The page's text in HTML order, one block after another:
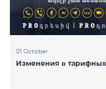
01 October
Изменения в тарифных